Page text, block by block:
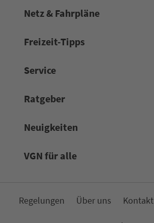
Netz & Fahrpläne
Frei­zeit-Tipps
Service
Rat­ge­ber
Neuigkeiten
VGN für alle
Re­ge­lungen Über uns Kon­takt